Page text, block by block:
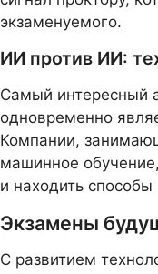
экзаменуемого.
ИИ против ИИ:
Самый интересный
одновременно
Компании,
машинное
и находить
Экзамены
С развитием